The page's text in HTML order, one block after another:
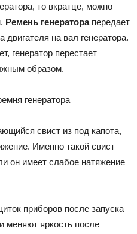
то вкратце, можно
Ремень генераторапередает
на вал генератора.
генератор перестает
образом.
генератора
свист из под капота,
Именно такой свист
он имеет слабое натяжение
приборов после запуска
меняют яркость после